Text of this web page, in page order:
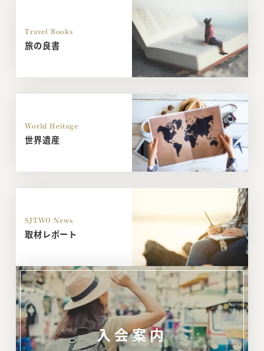
Travel Books
旅の良書
World Heitage
世界遺産
SJTWO News
取材レポート
入会案内